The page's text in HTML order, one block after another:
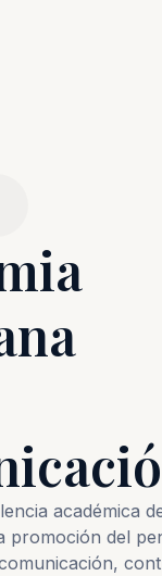
académica
promoción del